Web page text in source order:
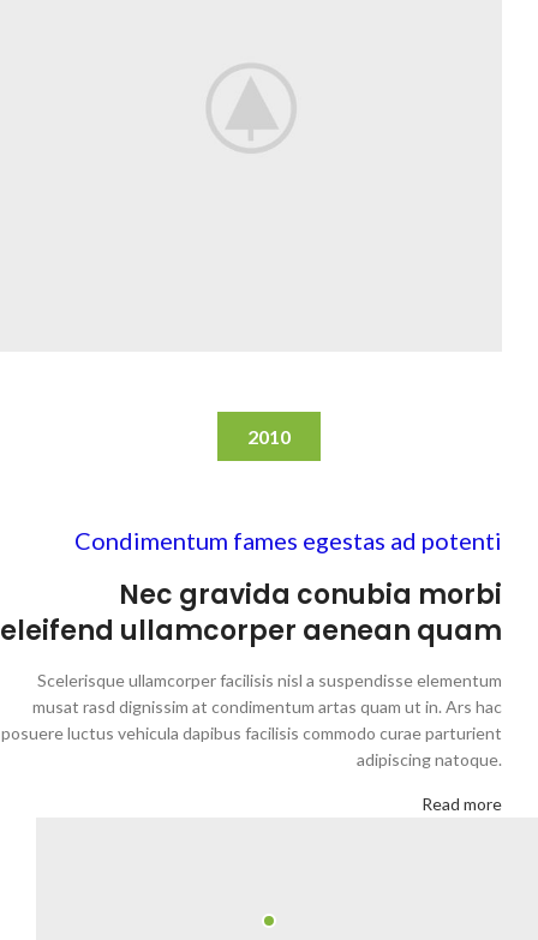
2010
Condimentum fames egestas ad potenti
Nec gravida conubia morbi
eleifend ullamcorper aenean quam
Scelerisque ullamcorper facilisis nisl a suspendisse elementum
musat rasd dignissim at condimentum artas quam ut in. Ars hac
posuere luctus vehicula dapibus facilisis commodo curae parturient
adipiscing natoque.
Read more